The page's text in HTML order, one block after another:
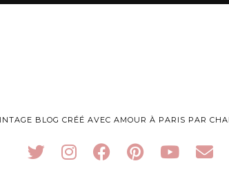
BLOG CRÉÉ AVEC AMOUR À PARIS PAR